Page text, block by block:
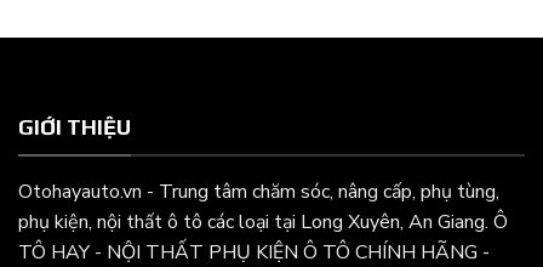
GIỚI THIỆU
Otohayauto.vn - Trung tâm chăm sóc, nâng cấp, phụ tùng,
phụ kiện, nội thất ô tô các loại tại Long Xuyên, An Giang. Ô
TÔ HAY - NỘI THẤT PHỤ KIỆN Ô TÔ CHÍNH HÃNG -